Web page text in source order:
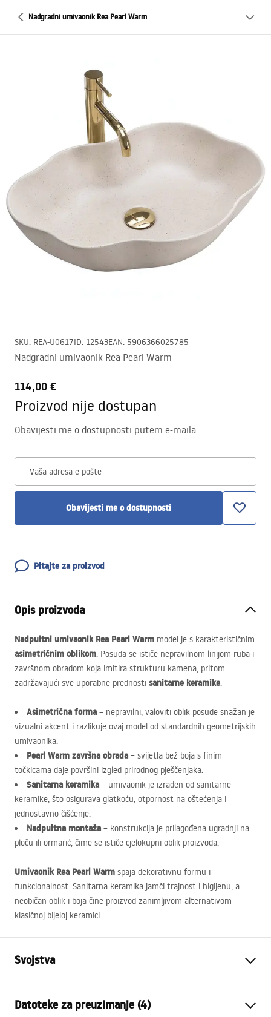
Nadgradni umivaonik Rea Pearl Warm
SKU: REA-U0617ID: 12543EAN: 5906366025785
Nadgradni umivaonik Rea Pearl Warm
114,00 €
Proizvod nije dostupan
Obavijesti me o dostupnosti putem e-maila.
Vaša adresa e-pošte
Obavijesti me o dostupnosti
Pitajte za proizvod
Opis proizvoda
Nadpultni umivaonik Rea Pearl Warm model je s karakterističnim
asimetričnim oblikom. Posuda se ističe nepravilnom linijom ruba i
završnom obradom koja imitira strukturu kamena, pritom
zadržavajući sve uporabne prednosti sanitarne keramike.
Asimetrična forma – nepravilni, valoviti oblik posude snažan je
vizualni akcent i razlikuje ovaj model od standardnih geometrijskih
umivaonika.
Pearl Warm završna obrada – svijetla bež boja s finim
točkicama daje površini izgled prirodnog pješčenjaka.
Sanitarna keramika – umivaonik je izrađen od sanitarne
keramike, što osigurava glatkoću, otpornost na oštećenja i
jednostavno čišćenje.
Nadpultna montaža – konstrukcija je prilagođena ugradnji na
ploču ili ormarić, čime se ističe cjelokupni oblik proizvoda.
Umivaonik Rea Pearl Warm spaja dekorativnu formu i
funkcionalnost. Sanitarna keramika jamči trajnost i higijenu, a
neobičan oblik i boja čine proizvod zanimljivom alternativom
klasičnoj bijeloj keramici.
Svojstva
Materijal
Sanitarna keramika
Datoteke za preuzimanje (4)